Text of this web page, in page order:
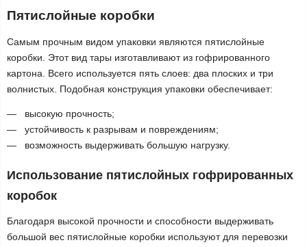
Пятислойные коробки
Самым прочным видом упаковки являются пятислойные
коробки. Этот вид тары изготавливают из гофрированного
картона. Всего используется пять слоев: два плоских и три
волнистых. Подобная конструкция упаковки обеспечивает:
высокую прочность;
устойчивость к разрывам и повреждениям;
возможность выдерживать большую нагрузку.
Использование пятислойных гофрированных
коробок
Благодаря высокой прочности и способности выдерживать
большой вес пятислойные коробки используют для перевозки